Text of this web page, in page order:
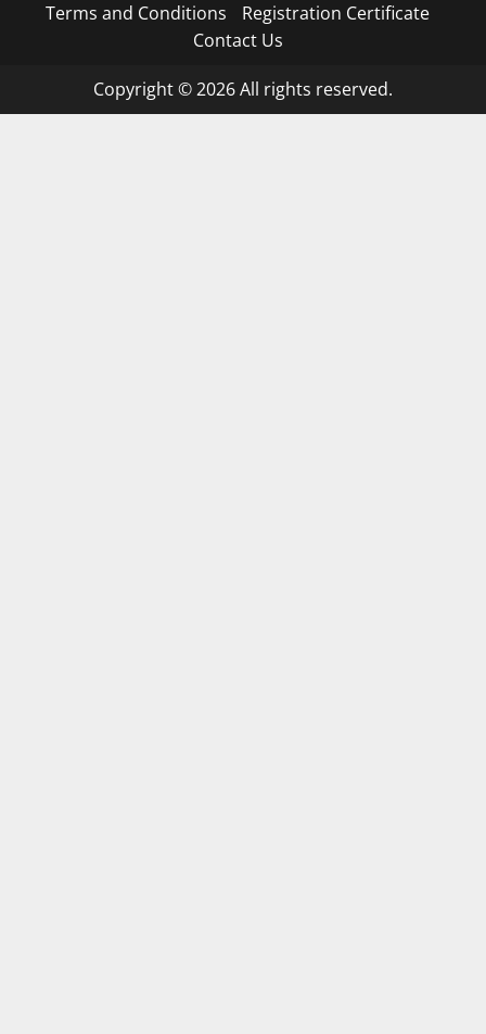
Terms and Conditions
Registration Certificate
Contact Us
Copyright © 2026 All rights reserved.